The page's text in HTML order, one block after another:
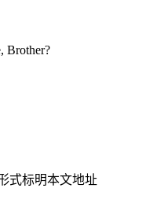
Brother?
式标明本文地址